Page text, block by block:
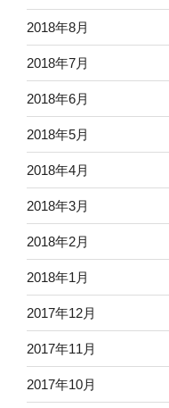
2018年8月
2018年7月
2018年6月
2018年5月
2018年4月
2018年3月
2018年2月
2018年1月
2017年12月
2017年11月
2017年10月